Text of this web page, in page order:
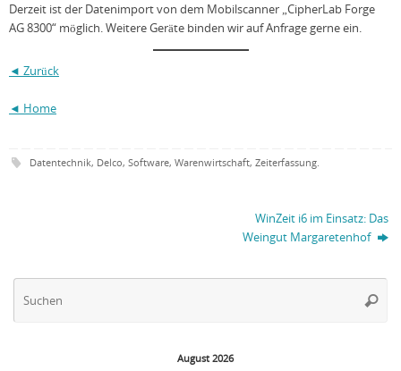
Derzeit ist der Datenimport von dem Mobilscanner „CipherLab Forge
AG 8300“ möglich. Weitere Geräte binden wir auf Anfrage gerne ein.
◄ Zurück
◄ Home
Datentechnik, Delco, Software, Warenwirtschaft, Zeiterfassung.
WinZeit i6 im Einsatz: Das
Weingut Margaretenhof
August 2026